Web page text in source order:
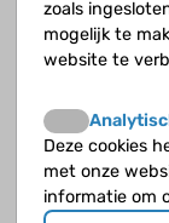
factoren die
De rol van
zoals
mogelijk te
website te
Deze cookies
met onze
informatie om